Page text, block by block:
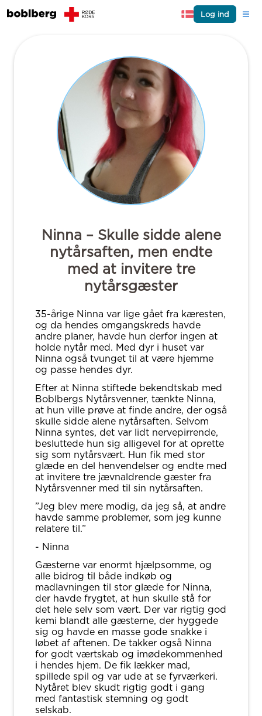
Log ind
Ninna – Skulle sidde alene
nytårsaften, men endte
med at invitere tre
nytårsgæster
35-årige Ninna var lige gået fra kæresten,
og da hendes omgangskreds havde
andre planer, havde hun derfor ingen at
holde nytår med. Med dyr i huset var
Ninna også tvunget til at være hjemme
og passe hendes dyr.
Efter at Ninna stiftede bekendtskab med
Boblbergs Nytårsvenner, tænkte Ninna,
at hun ville prøve at finde andre, der også
skulle sidde alene nytårsaften. Selvom
Ninna syntes, det var lidt nervepirrende,
besluttede hun sig alligevel for at oprette
sig som nytårsvært. Hun fik med stor
glæde en del henvendelser og endte med
at invitere tre jævnaldrende gæster fra
Nytårsvenner med til sin nytårsaften.
”Jeg blev mere modig, da jeg så, at andre
havde samme problemer, som jeg kunne
relatere til.”
- Ninna
Gæsterne var enormt hjælpsomme, og
alle bidrog til både indkøb og
madlavningen til stor glæde for Ninna,
der havde frygtet, at hun skulle stå for
det hele selv som vært. Der var rigtig god
kemi blandt alle gæsterne, der hyggede
sig og havde en masse gode snakke i
løbet af aftenen. De takker også Ninna
for godt værtskab og imødekommenhed
i hendes hjem. De fik lækker mad,
spillede spil og var ude at se fyrværkeri.
Nytåret blev skudt rigtig godt i gang
med fantastisk stemning og godt
selskab.